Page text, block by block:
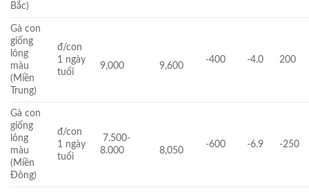
Bắc)
Gà con
giống
lông
màu
(Miền
Trung)
đ/con
1 ngày
tuổi
9,000 9,600
-400 -4.0 200
Gà con
giống
lông
màu
(Miền
Đông)
đ/con
1 ngày
tuổi
7.500-
8.000
8,050
-600 -6.9 -250